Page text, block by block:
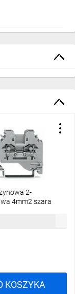
2-
4mm2 szara
KOSZYKA